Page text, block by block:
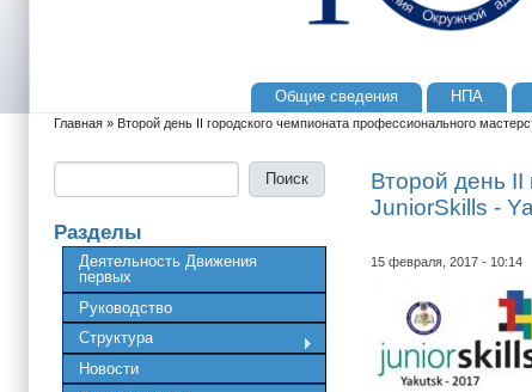
Общие сведения НПА
Вы здесь
Главная » Второй день II городского чемпионата профессионального
Разделы
Деятельность Движения
первых
Руководство
Структура
Новости
Второй день II
JuniorSkills -
15 февраля, 2017 - 10:14